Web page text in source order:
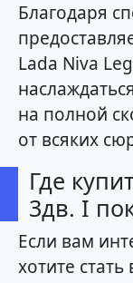
Благодаря
Lada Niva
на полной
от всяких
Где
3дв. I
Если вам
хотите